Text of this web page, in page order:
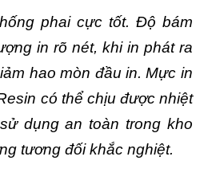
phai cực tốt. Độ bám
in rõ nét, khi in phát ra
hao mòn đầu in. Mực in
có thể chịu được nhiệt
dụng an toàn trong kho
tương đối khắc nghiệt.